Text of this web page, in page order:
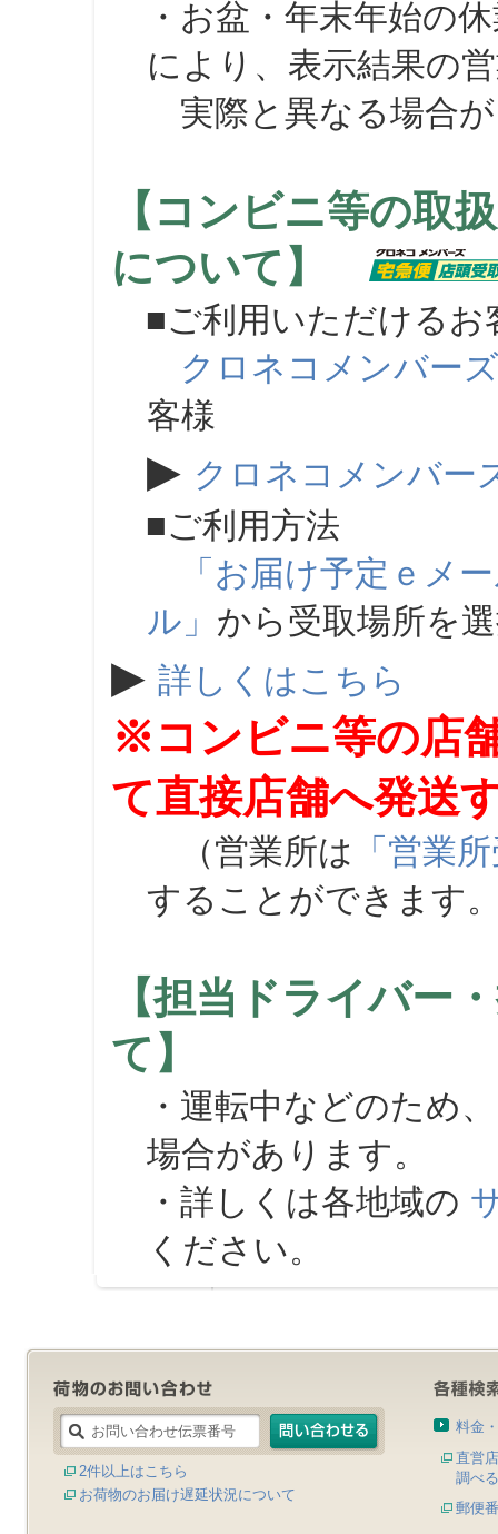
・お盆・年末年始の
により、表示結果の
実際と異なる場合が
【コンビニ等の取
について】
■ご利用いただけるお
クロネコメンバーズ
客様
▶ クロネコメンバー
■ご利用方法
「お届け予定ｅメ
ル」 から受取場所を
▶ 詳しくはこちら
※コンビニ等の店
て直接店舗へ発送
（営業所は 「営業
することができます
【担当ドライバー
て】
・運転中などのため
場合があります。
・詳しくは各地域の
ください。
2件以上はこちら
お荷物のお届け遅延状況について
料金
直営
調べる
郵便